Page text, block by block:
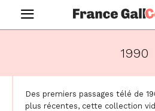
1990
Des premiers passages télé de
plus récentes, cette collection